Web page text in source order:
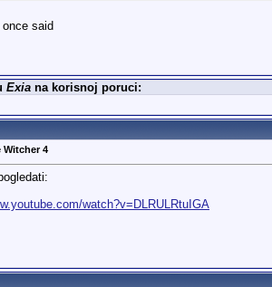
said
Exiana korisnoj poruci:
Witcher 4
watch?v=DLRULRtuIGA